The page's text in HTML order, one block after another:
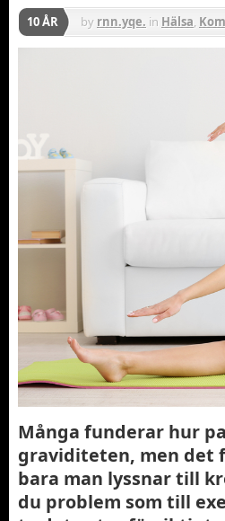
10 ÅR by rnn.yqe. in Hälsa,
Många funderar hur
graviditeten, men det
bara man lyssnar till
du problem som till